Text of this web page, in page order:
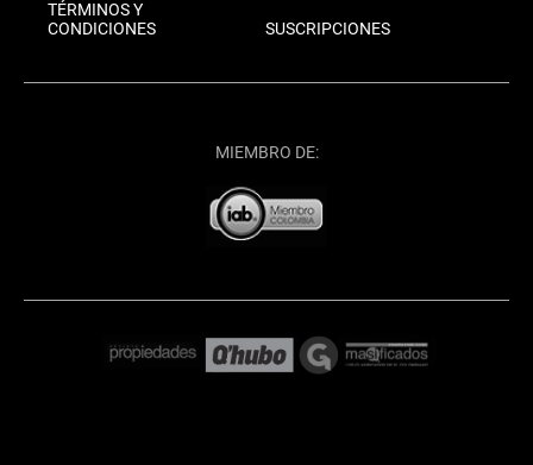
TÉRMINOS Y
CONDICIONES
SUSCRIPCIONES
MIEMBRO DE: